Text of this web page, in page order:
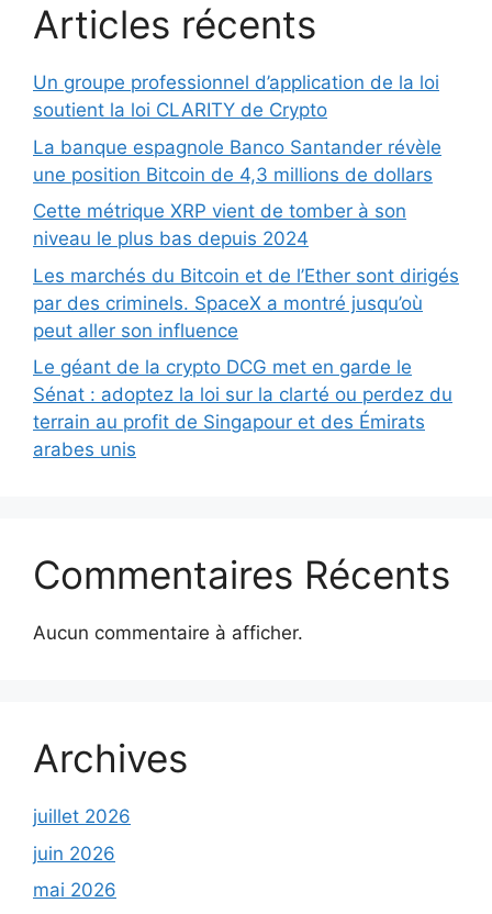
Articles récents
Un groupe professionnel d’application de la loi
soutient la loi CLARITY de Crypto
La banque espagnole Banco Santander révèle
une position Bitcoin de 4,3 millions de dollars
Cette métrique XRP vient de tomber à son
niveau le plus bas depuis 2024
Les marchés du Bitcoin et de l’Ether sont dirigés
par des criminels. SpaceX a montré jusqu’où
peut aller son influence
Le géant de la crypto DCG met en garde le
Sénat : adoptez la loi sur la clarté ou perdez du
terrain au profit de Singapour et des Émirats
arabes unis
Commentaires Récents
Aucun commentaire à afficher.
Archives
juillet 2026
juin 2026
mai 2026